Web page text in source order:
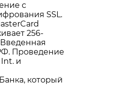
с
SSL.
256-
Проведение
и
который